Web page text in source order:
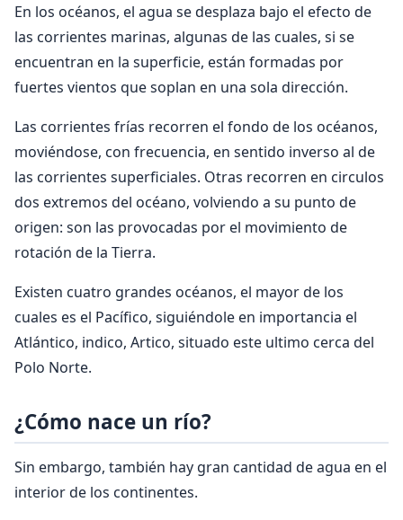
En los océanos, el agua se desplaza bajo el efecto de
las corrientes marinas, algunas de las cuales, si se
encuentran en la superficie, están formadas por
fuertes vientos que soplan en una sola dirección.
Las corrientes frías recorren el fondo de los océanos,
moviéndose, con frecuencia, en sentido inverso al de
las corrientes superficiales. Otras recorren en circulos
dos extremos del océano, volviendo a su punto de
origen: son las provocadas por el movimiento de
rotación de la Tierra.
Existen cuatro grandes océanos, el mayor de los
cuales es el Pacífico, siguiéndole en importancia el
Atlántico, indico, Artico, situado este ultimo cerca del
Polo Norte.
¿Cómo nace un río?
Sin embargo, también hay gran cantidad de agua en el
interior de los continentes.